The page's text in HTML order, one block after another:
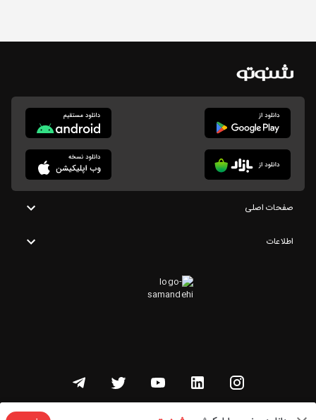
صفحات اصلی
اطلاعات
تمامی حقوق این وبسایت متعلق به شنوتو است